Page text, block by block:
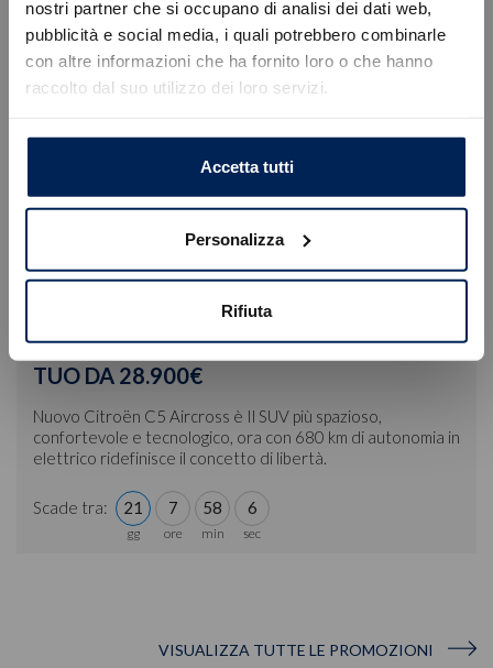
nostri partner che si occupano di analisi dei dati web,
pubblicità e social media, i quali potrebbero combinarle
con altre informazioni che ha fornito loro o che hanno
raccolto dal suo utilizzo dei loro servizi.
Accetta tutti
Personalizza
Rifiuta
Scade tra: 21 7 58 6
NUOVO SUV CITROËN C5 AIRCROSS |
TUO DA 28.900€
Nuovo Citroën C5 Aircross è Il SUV più spazioso,
confortevole e tecnologico, ora con 680 km di autonomia in
elettrico ridefinisce il concetto di libertà.
Scade tra: 21 7 58 6
VISUALIZZA TUTTE LE PROMOZIONI
Errore
Caricamento veicoli non riuscito